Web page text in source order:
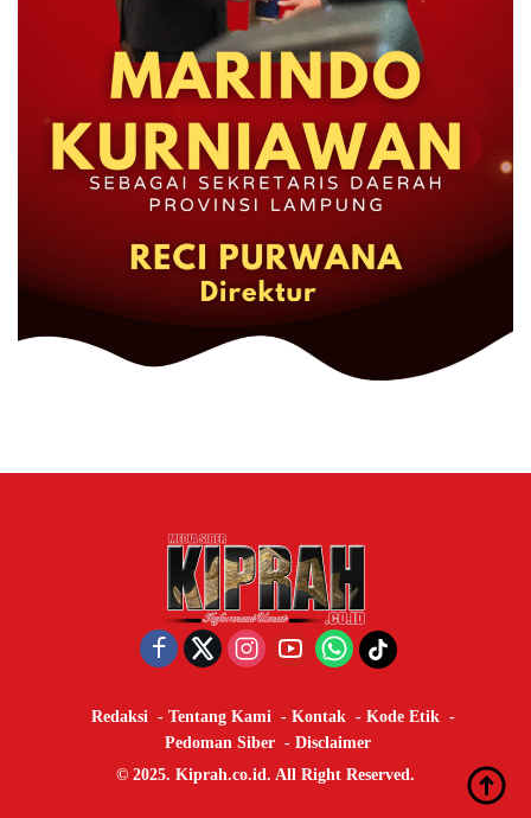
Redaksi Tentang Kami Kontak
Kode Etik
Pedoman Siber
Disclaimer
© 2025. Kiprah.co.id. All Right Reserved.